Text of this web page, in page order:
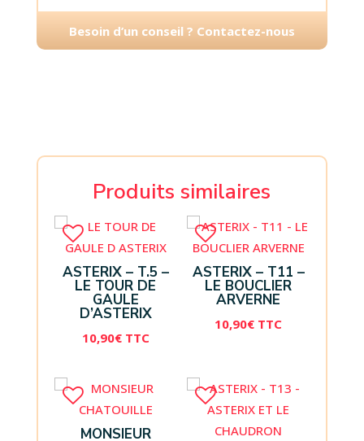
Besoin d’un conseil ? Contactez-nous
Produits similaires
ASTERIX – T.5 –
LE TOUR DE
GAULE
D’ASTERIX
10,90€ TTC
ASTERIX – T11 –
LE BOUCLIER
ARVERNE
10,90€ TTC
MONSIEUR